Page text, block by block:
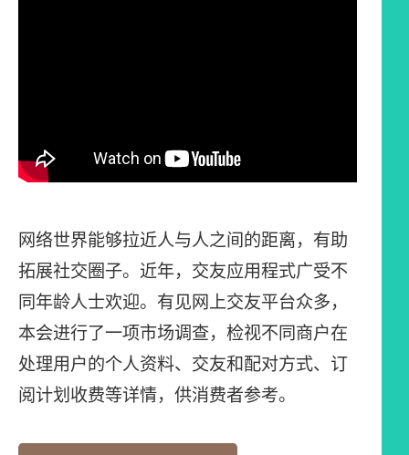
网络世界能够拉近人与人之间的距离，有助
拓展社交圈子。近年，交友应用程式广受不
同年龄人士欢迎。有见网上交友平台众多，
本会进行了一项市场调查，检视不同商户在
处理用户的个人资料、交友和配对方式、订
阅计划收费等详情，供消费者参考。